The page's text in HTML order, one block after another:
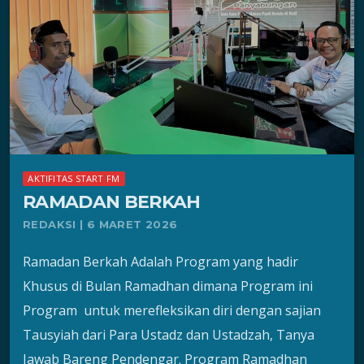
AKTIFITAS START FM
RAMADAN BERKAH
REDAKSI | 6 MARET 2026
Ramadan Berkah Adalah Program yang hadir
Khusus di Bulan Ramadhan dimana Program ini
Program untuk merefleksikan diri dengan sajian
Tausyiah dari Para Ustadz dan Ustadzah, Tanya
Jawab Bareng Pendengar. Program Ramadhan